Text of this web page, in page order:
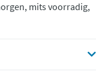
mits voorradig,